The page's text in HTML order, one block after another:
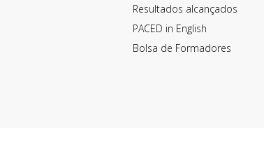
Resultados alcançados
PACED in English
Bolsa de Formadores